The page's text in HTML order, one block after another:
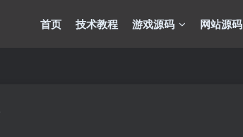
首页 技术教程 游戏源码 网站源码